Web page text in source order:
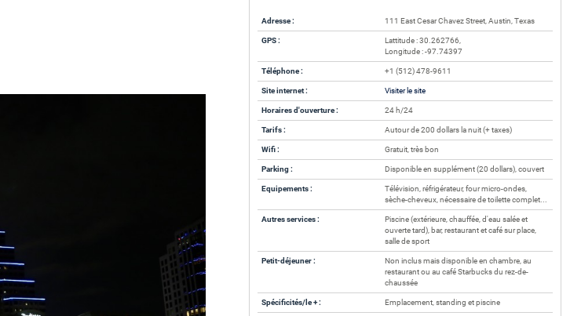
Adresse : 111 East Cesar Chavez Street, Austin, Texas
GPS :
Lattitude : 30.262766,
Longitude : -97.74397
Téléphone : +1 (512) 478-9611
Site internet : Visiter le site
Horaires d'ouverture : 24 h/24
Tarifs : Autour de 200 dollars la nuit (+ taxes)
Wifi : Gratuit, très bon
Parking : Disponible en supplément (20 dollars), couvert
Equipements :
Télévision, réfrigérateur, four micro-ondes,
sèche-cheveux, nécessaire de toilette complet...
Autres services :
Piscine (extérieure, chauffée, d'eau salée et
ouverte tard), bar, restaurant et café sur place,
salle de sport
Petit-déjeuner :
Non inclus mais disponible en chambre, au
restaurant ou au café Starbucks du rez-de-
chaussée
Spécificités/le + : Emplacement, standing et piscine